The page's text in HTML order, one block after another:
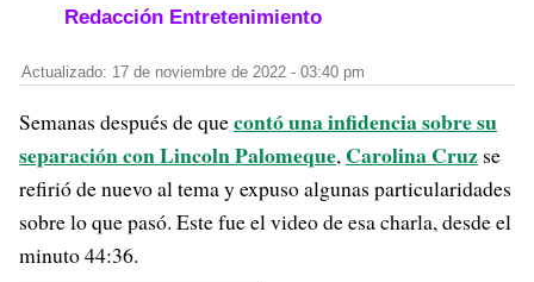
Redacción Entretenimiento
Actualizado: 17 de noviembre de 2022 - 03:40 pm
Semanas después de quecontó una infidencia sobre su
separación con Lincoln Palomeque, Carolina Cruz se
refirió de nuevo al tema y expuso algunas particularidades
sobre lo que pasó. Este fue el video de esa charla, desde el
minuto 44:36.